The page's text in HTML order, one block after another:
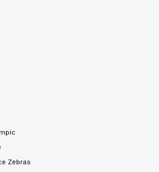
Zebras